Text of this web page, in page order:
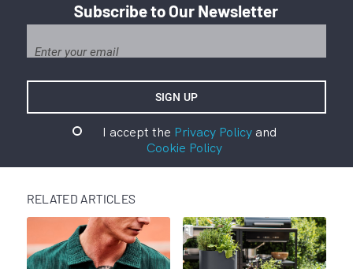
Subscribe to Our Newsletter
I accept the Privacy Policyand
Cookie Policy
RELATED ARTICLES